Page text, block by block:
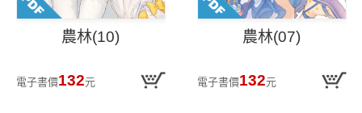
農林(10)
電子書價132元
農林(07)
電子書價132元